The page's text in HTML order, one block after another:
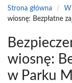
Strona główna /
wiosnę: Bezpłatne
wiosnę:
w Parku